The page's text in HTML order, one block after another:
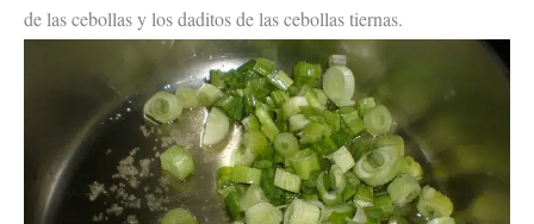
de las cebollas y los daditos de las cebollas tiernas.